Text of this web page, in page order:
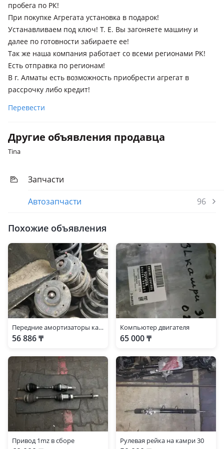
рестайлинг (U2)
Lexus ES 300
Lexus RX 300
1997 - 2003 1 поколение (MCU15), 2003 - 2006 2 поколение
(U3)
Lexus RX 330
пробега по РК!
При покупке Агрегата установка в подарок!
Устанавливаем под ключ! Т. Е. Вы загоняете машину и
далее по готовности забираете ее!
Так же наша компания работает со всеми регионами РК!
Есть отправка по регионам!
В г. Алматы есть возможность приобрести агрегат в
рассрочку либо кредит!
Перевести
Другие объявления продавца
Tina
Запчасти
Автозапчасти
96
Похожие объявления
Передние амортизаторы камри 30 араб
56 886 ₸
Компьютер двигателя
65 000 ₸
Привод 1mz в сборе Рулевая рейка на камри 30